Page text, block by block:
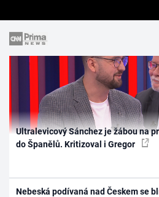
Ultralevicový Sánchez je žábou na
do Španělů. Kritizoval i Gregor
Nebeská podívaná nad Českem se